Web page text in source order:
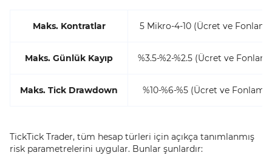
Maks. Kontratlar 5 Mikro-4-10 (Ücret ve
Maks. Günlük Kayıp %3.5-%2-%2.5 (Ücret ve
Maks. Tick Drawdown %10-%6-%5 (Ücret ve
TickTick Trader, tüm hesap türleri için açıkça tanımlanmış
risk parametrelerini uygular. Bunlar şunlardır: